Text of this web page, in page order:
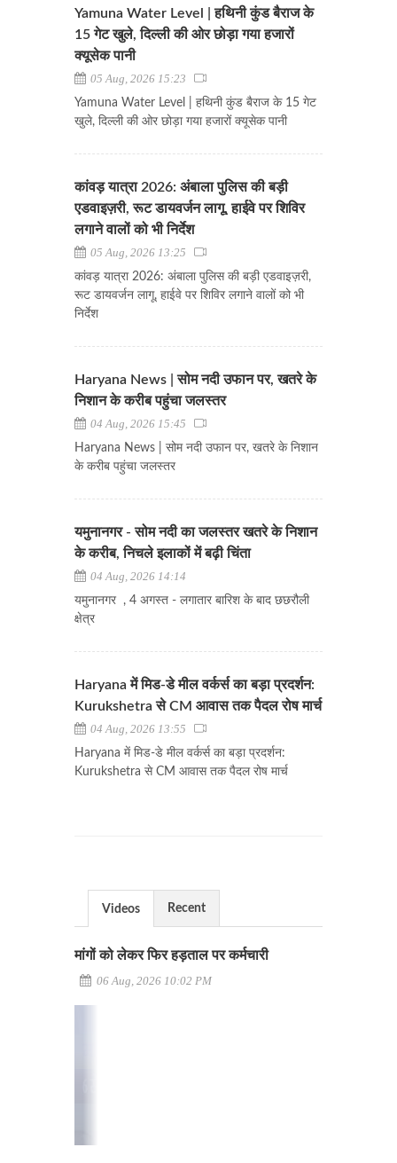
Yamuna Water Level | हथिनी कुंड बैराज के
15 गेट खुले, दिल्ली की ओर छोड़ा गया हजारों
क्यूसेक पानी
05 Aug, 2026 15:23
Yamuna Water Level | हथिनी कुंड बैराज के 15 गेट
खुले, दिल्ली की ओर छोड़ा गया हजारों क्यूसेक पानी
कांवड़ यात्रा 2026: अंबाला पुलिस की बड़ी
एडवाइज़री, रूट डायवर्जन लागू, हाईवे पर शिविर
लगाने वालों को भी निर्देश
05 Aug, 2026 13:25
कांवड़ यात्रा 2026: अंबाला पुलिस की बड़ी एडवाइज़री,
रूट डायवर्जन लागू, हाईवे पर शिविर लगाने वालों को भी
निर्देश
Haryana News | सोम नदी उफान पर, खतरे के
निशान के करीब पहुंचा जलस्तर
04 Aug, 2026 15:45
Haryana News | सोम नदी उफान पर, खतरे के निशान
के करीब पहुंचा जलस्तर
यमुनानगर - सोम नदी का जलस्तर खतरे के निशान
के करीब, निचले इलाकों में बढ़ी चिंता
04 Aug, 2026 14:14
यमुनानगर , 4 अगस्त - लगातार बारिश के बाद छछरौली
क्षेत्र
Haryana में मिड-डे मील वर्कर्स का बड़ा प्रदर्शन:
Kurukshetra से CM आवास तक पैदल रोष मार्च
04 Aug, 2026 13:55
Haryana में मिड-डे मील वर्कर्स का बड़ा प्रदर्शन:
Kurukshetra से CM आवास तक पैदल रोष मार्च
Videos Recent
मांगों को लेकर फिर हड़ताल पर कर्मचारी
06 Aug, 2026 10:02 PM